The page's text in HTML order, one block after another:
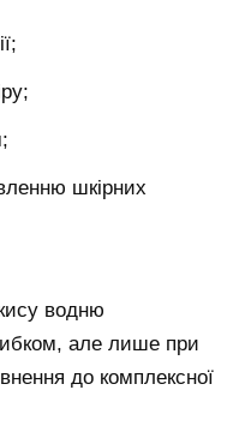
шкірних
водню
але лише при
до комплексної